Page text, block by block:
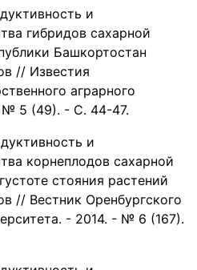
и
гибридов сахарной
Башкортостан
// Известия
аграрного
№ 5 (49). - С. 44-47.
и
корнеплодов сахарной
стояния растений
// Вестник Оренбургского
- 2014. - № 6 (167).